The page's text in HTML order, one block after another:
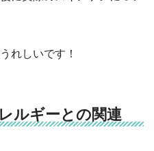
れしいです！
ルギーとの関連